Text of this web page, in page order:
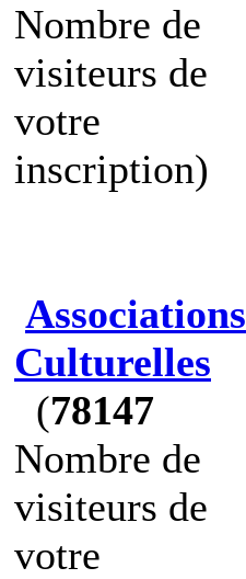
Nombre de
visiteurs de
votre
inscription)
Associations
Culturelles
(78147
Nombre de
visiteurs de
votre